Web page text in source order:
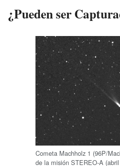
¿Pueden ser
Cometa Machholz 1 (96P/
de la misión STEREO-A